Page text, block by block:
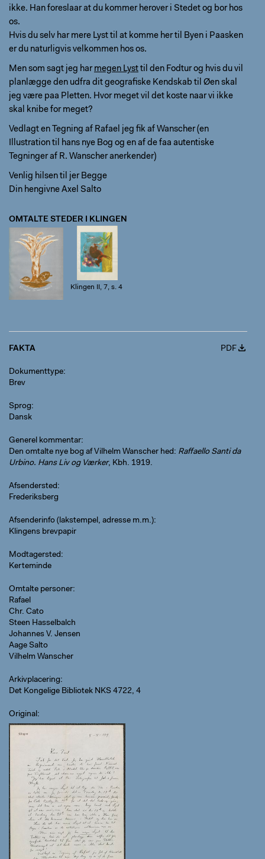
ikke. Han foreslaar at du kommer herover i Stedet og bor hos
os.
Hvis du selv har mere Lyst til at komme her til Byen i Paasken
er du naturligvis velkommen hos os.
Men som sagt jeg har megen Lyst til den Fodtur og hvis du vil
planlægge den udfra dit geografiske Kendskab til Øen skal
jeg være paa Pletten. Hvor meget vil det koste naar vi ikke
skal knibe for meget?
Vedlagt en Tegning af Rafael jeg fik af Wanscher (en
Illustration til hans nye Bog og en af de faa autentiske
Tegninger af R. Wanscher anerkender)
Venlig hilsen til jer Begge
Din hengivne Axel Salto
OMTALTE STEDER I KLINGEN
Klingen II, 7,
Klingen II, 7, s. 4
FAKTA PDF
Dokumenttype
Brev
Sprog
Dansk
Generel kommentar
Den omtalte nye bog af Vilhelm Wanscher hed: Raffaello Santi da
Urbino. Hans Liv og Værker, Kbh. 1919.
Afsendersted
Frederiksberg
Afsenderinfo (lakstempel, adresse m.m.)
Klingens brevpapir
Modtagersted
Kerteminde
Omtalte personer
Rafael
Chr. Cato
Steen Hasselbalch
Johannes V. Jensen
Aage Salto
Vilhelm Wanscher
Arkivplacering
Det Kongelige Bibliotek NKS 4722, 4
Original